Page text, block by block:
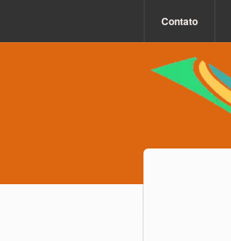
Contato